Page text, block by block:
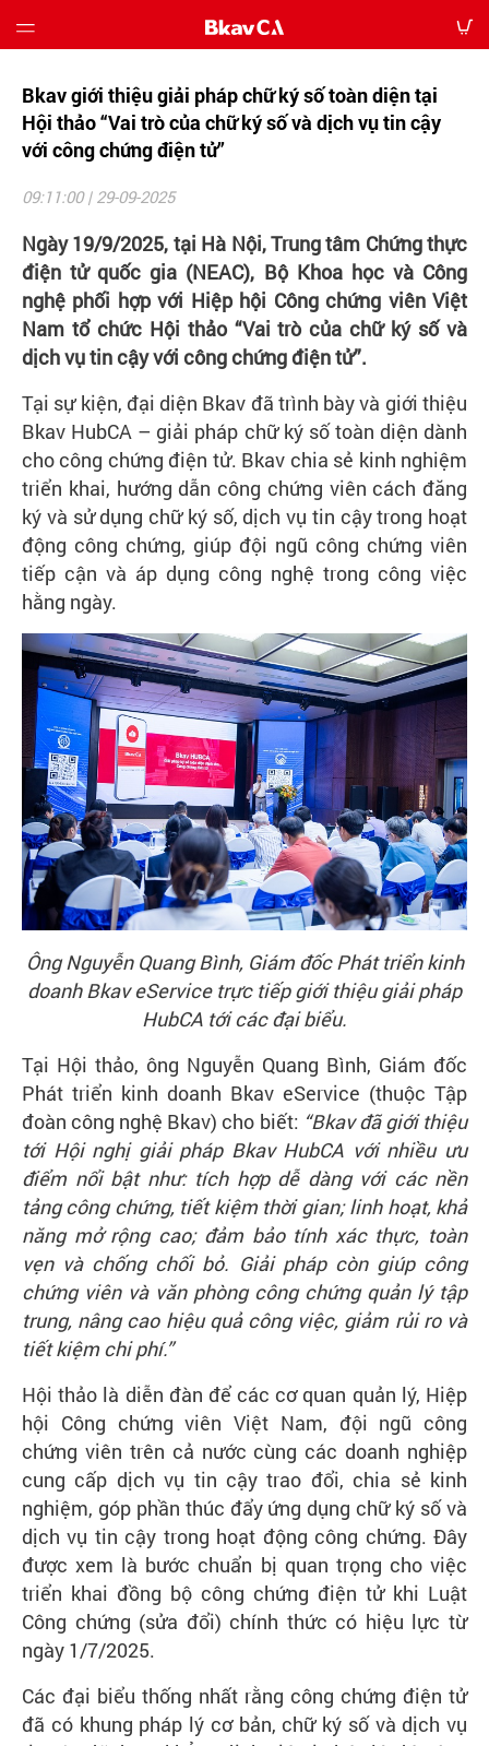
Giới
thiệu
giá
Hướng
dẫn
Tin
tức
Tải
về
Liên
hệ
Tra
cứu
chứng
thư
số
Bkav giới thiệu giải pháp chữ ký số toàn diện tại
Hội thảo “Vai trò của chữ ký số và dịch vụ tin cậy
với công chứng điện tử”
09:11:00 | 29-09-2025
Ngày 19/9/2025, tại Hà Nội, Trung tâm Chứng thực
điện tử quốc gia (NEAC), Bộ Khoa học và Công
nghệ phối hợp với Hiệp hội Công chứng viên Việt
Nam tổ chức Hội thảo “Vai trò của chữ ký số và
dịch vụ tin cậy với công chứng điện tử”.
Tại sự kiện, đại diện Bkav đã trình bày và giới thiệu
Bkav HubCA – giải pháp chữ ký số toàn diện dành
cho công chứng điện tử. Bkav chia sẻ kinh nghiệm
triển khai, hướng dẫn công chứng viên cách đăng
ký và sử dụng chữ ký số, dịch vụ tin cậy trong hoạt
động công chứng, giúp đội ngũ công chứng viên
tiếp cận và áp dụng công nghệ trong công việc
hằng ngày.
Ông Nguyễn Quang Bình, Giám đốc Phát triển kinh
doanh Bkav eService trực tiếp giới thiệu giải pháp
HubCA tới các đại biểu.
Tại Hội thảo, ông Nguyễn Quang Bình, Giám đốc
Phát triển kinh doanh Bkav eService (thuộc Tập
đoàn công nghệ Bkav) cho biết: “Bkav đã giới thiệu
tới Hội nghị giải pháp Bkav HubCA với nhiều ưu
điểm nổi bật như: tích hợp dễ dàng với các nền
tảng công chứng, tiết kiệm thời gian; linh hoạt, khả
năng mở rộng cao; đảm bảo tính xác thực, toàn
vẹn và chống chối bỏ. Giải pháp còn giúp công
chứng viên và văn phòng công chứng quản lý tập
trung, nâng cao hiệu quả công việc, giảm rủi ro và
tiết kiệm chi phí.”
Hội thảo là diễn đàn để các cơ quan quản lý, Hiệp
hội Công chứng viên Việt Nam, đội ngũ công
chứng viên trên cả nước cùng các doanh nghiệp
cung cấp dịch vụ tin cậy trao đổi, chia sẻ kinh
nghiệm, góp phần thúc đẩy ứng dụng chữ ký số và
dịch vụ tin cậy trong hoạt động công chứng. Đây
được xem là bước chuẩn bị quan trọng cho việc
triển khai đồng bộ công chứng điện tử khi Luật
Công chứng (sửa đổi) chính thức có hiệu lực từ
ngày 1/7/2025.
Các đại biểu thống nhất rằng công chứng điện tử
đã có khung pháp lý cơ bản, chữ ký số và dịch vụ